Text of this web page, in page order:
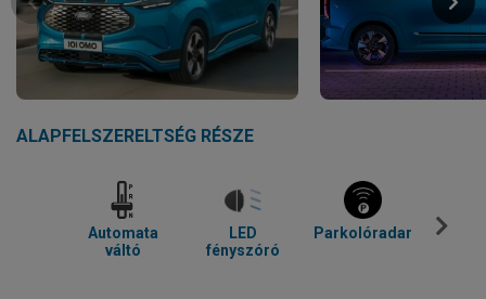
ALAPFELSZERELTSÉG RÉSZE
Automata
váltó
LED
fényszóró
Parkolóradar